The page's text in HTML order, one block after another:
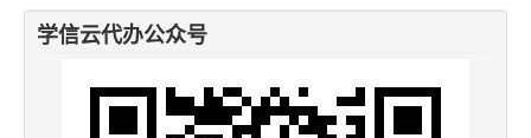
学信云代办公众号